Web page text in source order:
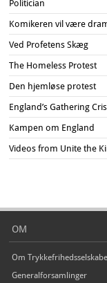
Politician
Komikeren vil være
Ved Profetens Skæg
The Homeless Protest
Den hjemløse protest
England’s Gathering
Kampen om England
Videos from Unite the
OM
Om
Generalforsamlinger